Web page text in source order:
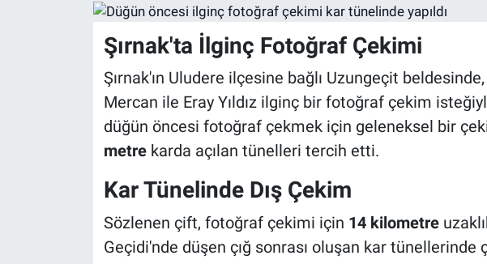
Şırnak'ta İlginç Fotoğraf Çekimi
Şırnak'ın Uludere ilçesine bağlı Uzungeçit
Mercan ile Eray Yıldız ilginç bir fotoğraf çekim
düğün öncesi fotoğraf çekmek için geleneksel bir
metrekarda açılan tünelleri tercih etti.
Kar Tünelinde Dış Çekim
Sözlenen çift, fotoğraf çekimi için 14 kilometre
Geçidi'nde düşen çığ sonrası oluşan kar tünellerinde
Astroloji
Haber Arşivi